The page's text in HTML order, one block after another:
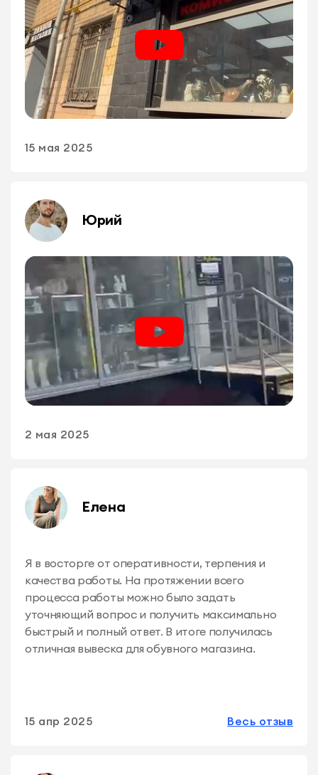
15 мая 2025
Юрий
2 мая 2025
Елена
Я в восторге от оперативности, терпения и
качества работы. На протяжении всего
процесса работы можно было задать
уточняющий вопрос и получить максимально
быстрый и полный ответ. В итоге получилась
отличная вывеска для обувного магазина.
Весь отзыв
15 апр 2025